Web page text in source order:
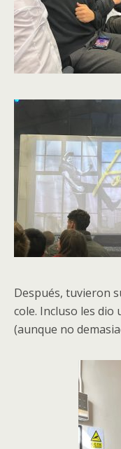
Después, tuvieron
cole. Incluso les dio
(aunque no